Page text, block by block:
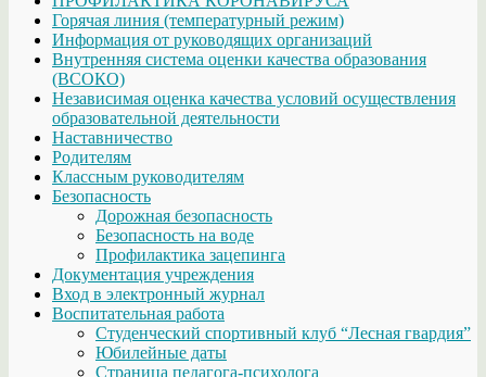
Горячая линия (температурный режим)
Информация от руководящих организаций
Внутренняя система оценки качества образования
(ВСОКО)
Независимая оценка качества условий осуществления
образовательной деятельности
Наставничество
Родителям
Классным руководителям
Безопасность
Дорожная безопасность
Безопасность на воде
Профилактика зацепинга
Документация учреждения
Вход в электронный журнал
Воспитательная работа
Студенческий спортивный клуб “Лесная гвардия”
Юбилейные даты
Страница педагога-психолога